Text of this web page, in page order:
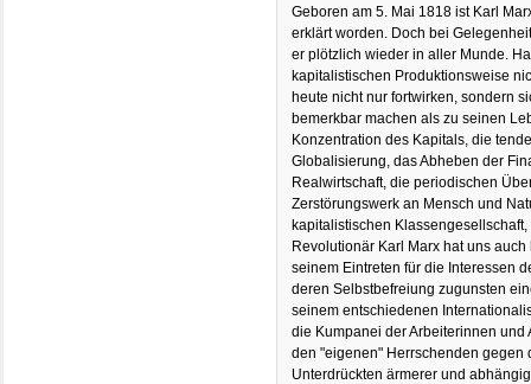
Geboren am 5. Mai 1818 ist Karl
erklärt worden. Doch bei
er plötzlich wieder in aller Munde.
kapitalistischen Produktionsweise
heute nicht nur fortwirken, sondern
bemerkbar machen als zu seinen
Konzentration des Kapitals, die
Globalisierung, das Abheben der
Realwirtschaft, die periodischen
Zerstörungswerk an Mensch und
kapitalistischen
Revolutionär Karl Marx hat uns
seinem Eintreten für die Interessen
deren Selbstbefreiung zugunsten
seinem entschiedenen
die Kumpanei der Arbeiterinnen
den "eigenen" Herrschenden gegen
Unterdrückten ärmerer und